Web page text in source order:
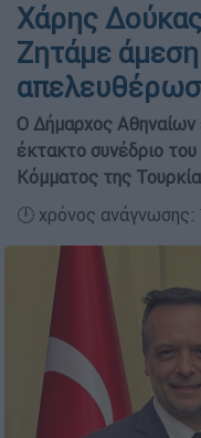
Χάρης
Ζητάμε
Ο Δήμαρχος
έκτακτο συνέδριο
Κόμματος της
🕛 χρόνος